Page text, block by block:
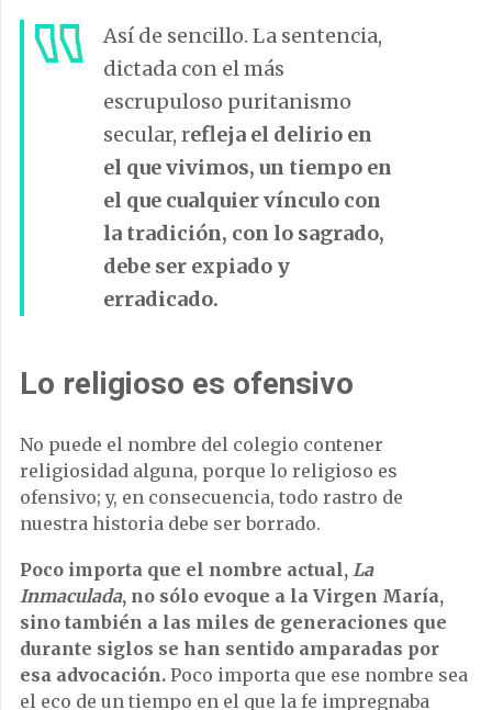
Así de sencillo. La sentencia,
dictada con el más
escrupuloso puritanismo
secular, refleja el delirio en
el que vivimos, un tiempo en
el que cualquier vínculo con
la tradición, con lo sagrado,
debe ser expiado y
erradicado.
Lo religioso es ofensivo
No puede el nombre del colegio contener
religiosidad alguna, porque lo religioso es
ofensivo; y, en consecuencia, todo rastro de
nuestra historia debe ser borrado.
Poco importa que el nombre actual, La
Inmaculada, no sólo evoque a la Virgen María,
sino también a las miles de generaciones que
durante siglos se han sentido amparadas por
esa advocación. Poco importa que ese nombre sea
el eco de un tiempo en el que la fe impregnaba